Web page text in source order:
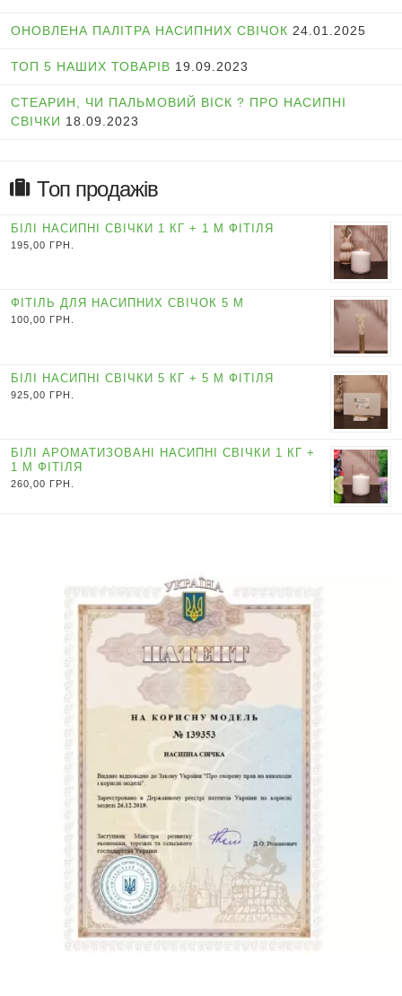
ОНОВЛЕНА ПАЛІТРА НАСИПНИХ СВІЧОК 24.01.2025
ТОП 5 НАШИХ ТОВАРІВ 19.09.2023
СТЕАРИН, ЧИ ПАЛЬМОВИЙ ВІСК ? ПРО НАСИПНІ
СВІЧКИ 18.09.2023
Топ продажів
БІЛІ НАСИПНІ СВІЧКИ 1 КГ + 1 М ФІТІЛЯ
195,00 ГРН.
ФІТІЛЬ ДЛЯ НАСИПНИХ СВІЧОК 5 М
100,00 ГРН.
БІЛІ НАСИПНІ СВІЧКИ 5 КГ + 5 М ФІТІЛЯ
925,00 ГРН.
БІЛІ АРОМАТИЗОВАНІ НАСИПНІ СВІЧКИ 1 КГ +
1 М ФІТІЛЯ
260,00 ГРН.